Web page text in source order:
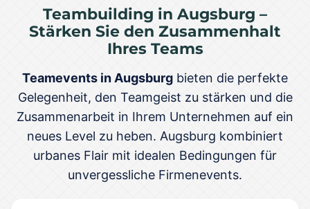
Teambuilding in Augsburg –
Stärken Sie den Zusammenhalt
Ihres Teams
Teamevents in Augsburg bieten die perfekte
Gelegenheit, den Teamgeist zu stärken und die
Zusammenarbeit in Ihrem Unternehmen auf ein
neues Level zu heben. Augsburg kombiniert
urbanes Flair mit idealen Bedingungen für
unvergessliche Firmenevents.